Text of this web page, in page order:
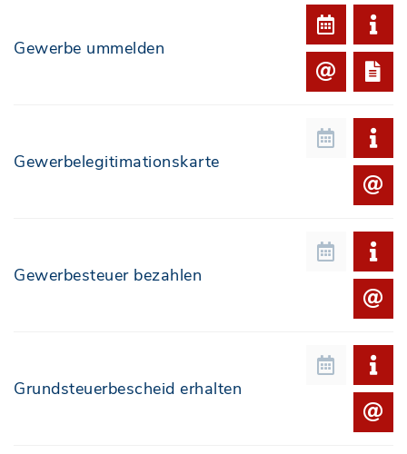
Gewerbe ummelden
Gewerbelegitimationskarte
Gewerbesteuer bezahlen
Grundsteuerbescheid erhalten